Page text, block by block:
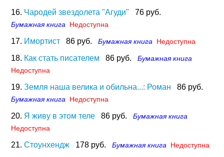
16. Чародей звездолета "Агуди" 76 руб.
Бумажная книга Недоступна
17. Имортист 86 руб. Бумажная книга Недоступна
18. Как стать писателем 86 руб.
Бумажная книга
Недоступна
19. Земля наша велика и обильна...: Роман 86 руб.
Бумажная книга Недоступна
20. Я живу в этом теле 86 руб.
Бумажная книга
Недоступна
21. Стоунхендж 178 руб. Бумажная книга Недоступна